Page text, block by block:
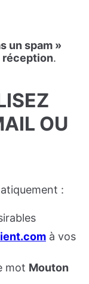
un spam »
réception.
OU
:
à vos
mot Mouton